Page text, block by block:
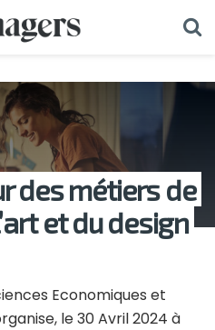
des métiers de
et du design
Economiques et
le 30 Avril 2024 à